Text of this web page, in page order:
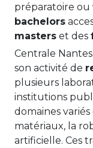
préparatoire ou
bachelors
masters et des
Centrale
son activité de
plusieurs
institutions
domaines
matériaux, la
artificielle. Ces